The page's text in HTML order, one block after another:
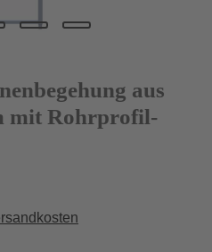
aus
mit Rohrprofil-